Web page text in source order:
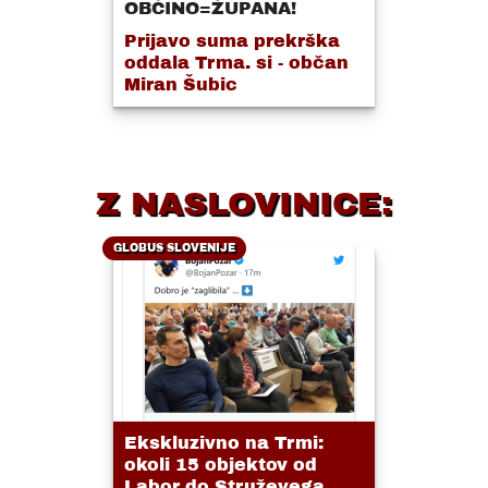
OBČINO=ŽUPANA!
Prijavo suma prekrška
oddala Trma. si - občan
Miran Šubic
Z NASLOVINICE:
GLOBUS SLOVENIJE
Ekskluzivno na Trmi:
okoli 15 objektov od